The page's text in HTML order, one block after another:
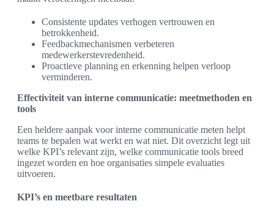
Consistente updates verhogen vertrouwen en
betrokkenheid.
Feedbackmechanismen verbeteren
medewerkerstevredenheid.
Proactieve planning en erkenning helpen verloop
verminderen.
Effectiviteit van interne communicatie: meetmethoden en
tools
Een heldere aanpak voor interne communicatie meten helpt
teams te bepalen wat werkt en wat niet. Dit overzicht legt uit
welke KPI’s relevant zijn, welke communicatie tools breed
ingezet worden en hoe organisaties simpele evaluaties
uitvoeren.
KPI’s en meetbare resultaten